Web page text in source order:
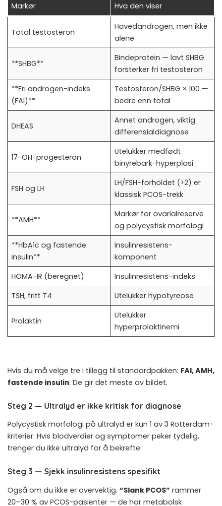
Markør Hva den viser
Total testosteron
Hovedandrogen, men ikke
alene
**SHBG**
Bindeprotein — lavt SHBG
forsterker fri testosteron
**Fri androgen-indeks
(FAI)**
Testosteron/SHBG × 100 —
bedre enn total
DHEAS
Annet androgen, viktig
differensialdiagnose
17-OH-progesteron
Utelukker medfødt
binyrebark-hyperplasi
FSH og LH
LH/FSH-forholdet (>2) er
klassisk PCOS-trekk
**AMH**
Markør for ovarialreserve
og polycystisk morfologi
**HbA1c og fastende
insulin**
Insulinresistens-
komponent
HOMA-IR (beregnet)
Insulinresistens-indeks
TSH, fritt T4
Utelukker hypotyreose
Prolaktin
Utelukker
hyperprolaktinemi
Hvis du må velge tre i tillegg til standardpakken: FAI, AMH,
fastende insulin. De gir det meste av bildet.
Steg 2 — Ultralyd er ikke kritisk for diagnose
Polycystisk morfologi på ultralyd er kun 1 av 3 Rotterdam-
kriterier. Hvis blodverdier og symptomer peker tydelig,
trenger du ikke ultralyd for å bekrefte.
Steg 3 — Sjekk insulinresistens spesifikt
Også om du ikke er overvektig. “Slank PCOS” rammer
20–30 % av PCOS-pasienter — de har metabolsk